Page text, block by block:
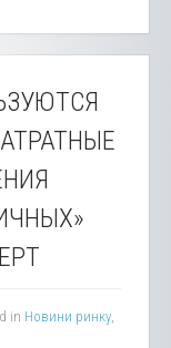
in Новини ринку,